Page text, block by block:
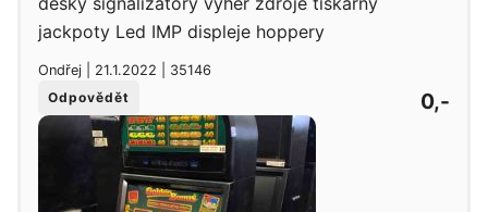
jackpoty Led IMP displeje hoppery
Ondřej | 21.1.2022 | 35146
Odpovědět
0,-